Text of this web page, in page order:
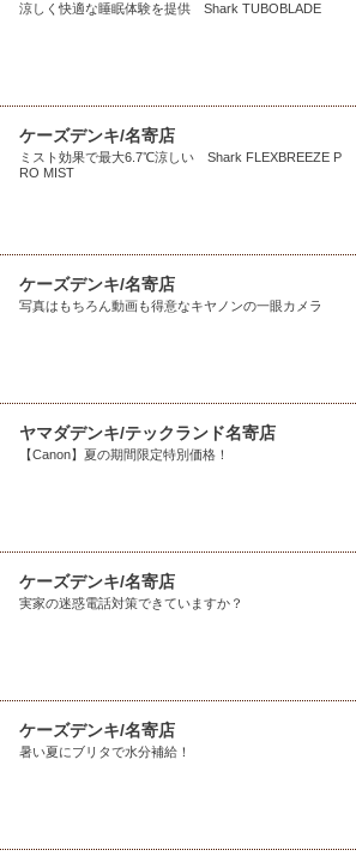
涼しく快適な睡眠体験を提供 Shark TUBOBLADE
ケーズデンキ/名寄店
ミスト効果で最大6.7℃涼しい Shark FLEXBREEZE P
RO MIST
ケーズデンキ/名寄店
写真はもちろん動画も得意なキヤノンの一眼カメラ
ヤマダデンキ/テックランド名寄店
【Canon】夏の期間限定特別価格！
ケーズデンキ/名寄店
実家の迷惑電話対策できていますか？
ケーズデンキ/名寄店
暑い夏にブリタで水分補給！